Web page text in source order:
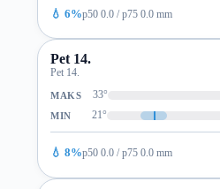
💧 6%p50 0.0 / p75 0.0 mm
Pet 14.
Pet 14.
MAKS 33°
MIN 21°
💧 8%p50 0.0 / p75 0.0 mm